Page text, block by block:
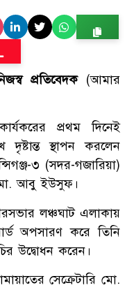
প্রতিবেদক (আমার
প্রথম দিনেই
স্থাপন করলেন
৩ (সদর-গজারিয়া)
মো. আবু ইউসুফ।
লঞ্চঘাট এলাকায়
অপসারণ করে তিনি
উদ্বোধন করেন।
সেক্রেটারি মো.